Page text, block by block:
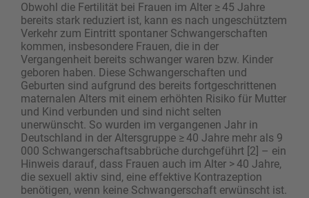
Obwohl die Fertilität bei Frauen im Alter ≥ 45 Jahre
bereits stark reduziert ist, kann es nach ungeschütztem
Verkehr zum Eintritt spontaner Schwangerschaften
kommen, insbesondere Frauen, die in der
Vergangenheit bereits schwanger waren bzw. Kinder
geboren haben. Diese Schwangerschaften und
Geburten sind aufgrund des bereits fortgeschrittenen
maternalen Alters mit einem erhöhten Risiko für Mutter
und Kind verbunden und sind nicht selten
unerwünscht. So wurden im vergangenen Jahr in
Deutschland in der Altersgruppe ≥ 40 Jahre mehr als 9
000 Schwangerschaftsabbrüche durchgeführt [2] – ein
Hinweis darauf, dass Frauen auch im Alter > 40 Jahre,
die sexuell aktiv sind, eine effektive Kontrazeption
benötigen, wenn keine Schwangerschaft erwünscht ist.